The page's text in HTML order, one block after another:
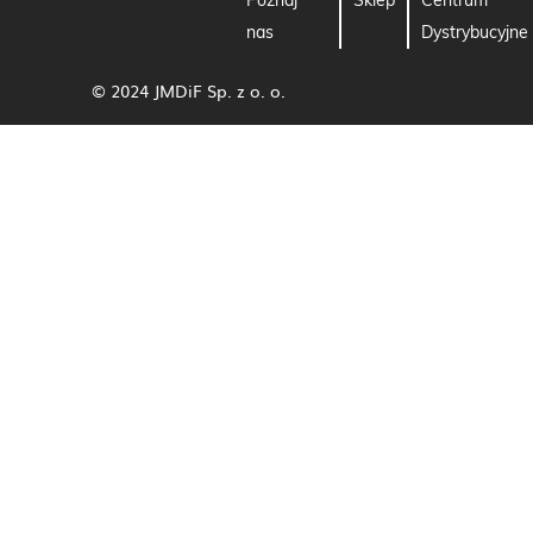
nas
Dystrybucyjne
© 2024 JMDiF Sp. z o. o.